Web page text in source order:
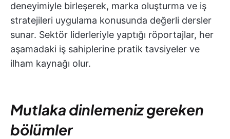
deneyimiyle birleşerek, marka oluşturma ve iş
stratejileri uygulama konusunda değerli dersler
sunar. Sektör liderleriyle yaptığı röportajlar, her
aşamadaki iş sahiplerine pratik tavsiyeler ve
ilham kaynağı olur.
Mutlaka dinlemeniz gereken
bölümler